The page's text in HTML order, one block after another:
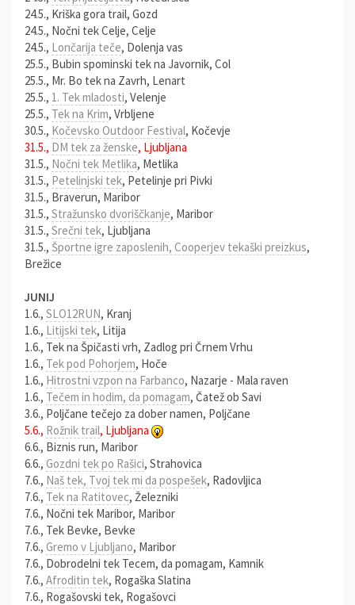
24.5., Kriška gora trail, Gozd
24.5., Nočni tek Celje, Celje
24.5., Lončarija teče, Dolenja vas
25.5., Bubin spominski tek na Javornik, Col
25.5., Mr. Bo tek na Zavrh, Lenart
25.5., 1. Tek mladosti, Velenje
25.5., Tek na Krim, Vrbljene
30.5., Kočevsko Outdoor Festival, Kočevje
31.5., DM tek za ženske, Ljubljana
31.5., Nočni tek Metlika, Metlika
31.5., Petelinjski tek, Petelinje pri Pivki
31.5., Braverun, Maribor
31.5., Stražunsko dvoriščkanje, Maribor
31.5., Srečni tek, Ljubljana
31.5., Športne igre zaposlenih, Cooperjev tekaški preizkus,
Brežice
JUNIJ
1.6., SLO12RUN, Kranj
1.6., Litijski tek, Litija
1.6., Tek na Špičasti vrh, Zadlog pri Črnem Vrhu
1.6., Tek pod Pohorjem, Hoče
1.6., Hitrostni vzpon na Farbanco, Nazarje - Mala raven
1.6., Tečem in hodim, da pomagam, Čatež ob Savi
3.6., Poljčane tečejo za dober namen, Poljčane
5.6., Rožnik trail, Ljubljana
6.6., Biznis run, Maribor
6.6., Gozdni tek po Rašici, Strahovica
7.6., Naš tek, Tvoj tek mi da pospešek, Radovljica
7.6., Tek na Ratitovec, Železniki
7.6., Nočni tek Maribor, Maribor
7.6., Tek Bevke, Bevke
7.6., Gremo v Ljubljano, Maribor
7.6., Dobrodelni tek Tecem, da pomagam, Kamnik
7.6., Afroditin tek, Rogaška Slatina
7.6., Rogašovski tek, Rogašovci